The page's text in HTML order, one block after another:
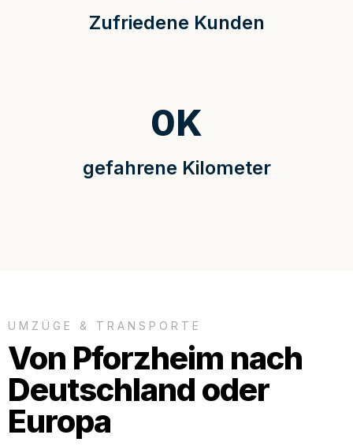
Zufriedene Kunden
gefahrene Kilometer
0K
UMZÜGE & TRANSPORTE
Von Pforzheim nach
Deutschland oder
Europa